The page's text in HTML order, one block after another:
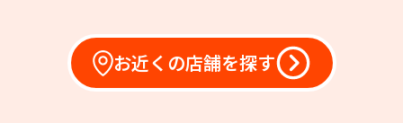
お近くの店舗を探す